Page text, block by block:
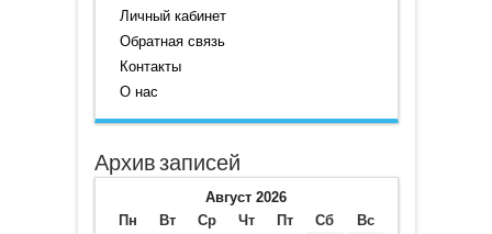
Личный кабинет
Обратная связь
Контакты
О нас
Архив записей
Август 2026
Пн
Вт Ср Чт Пт Сб
Вс